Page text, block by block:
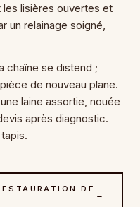
lisières ouvertes et
un relainage soigné,
chaîne se distend ;
de nouveau plane.
laine assortie, nouée
après diagnostic.
DE
→